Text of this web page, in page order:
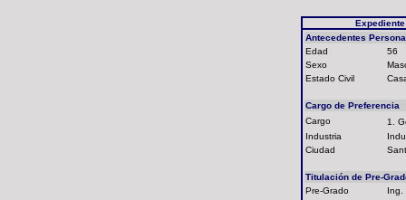
Antecedentes
Edad
56
Sexo
Estado Civil
Cargo de Preferencia
Cargo
1.
Industria
Ciudad
Titulación de Pre-
Pre-Grado
Ing.